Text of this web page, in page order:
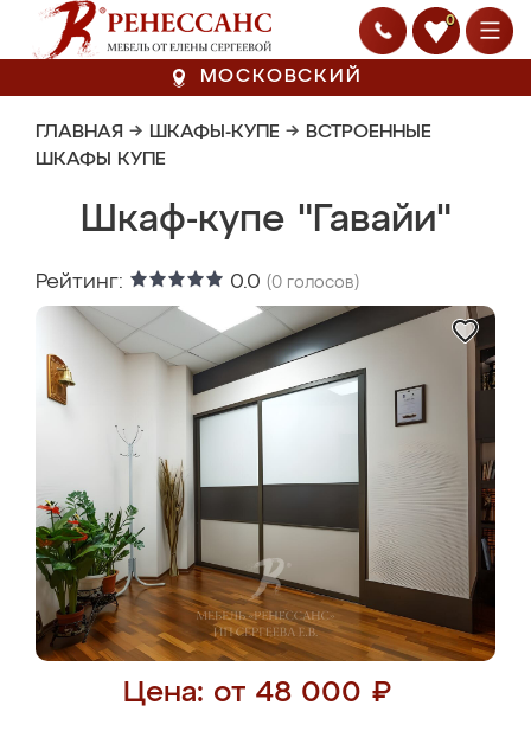
0
МОСКОВСКИЙ
ГЛАВНАЯ → ШКАФЫ-КУПЕ → ВСТРОЕННЫЕ
ШКАФЫ КУПЕ
Шкаф-купе "Гавайи"
Рейтинг: 0.0 (0 голосов)
Цена: от 48 000 ₽